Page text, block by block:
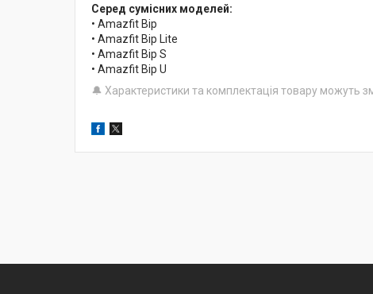
Серед сумісних моделей:
• Amazfit Bip
• Amazfit Bip Lite
• Amazfit Bip S
• Amazfit Bip U
🔔 Характеристики та комплектація товару можуть